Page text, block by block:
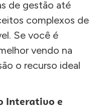
de gestão até
complexos de
Se você é
vendo na
o recurso ideal
Interativo e